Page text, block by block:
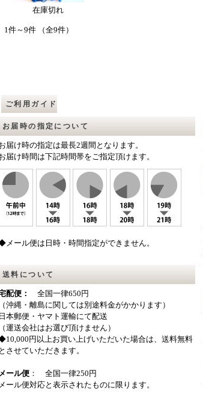
在庫切れ
1件～9件 （全9件）
ご利用ガイド
お届時の指定について
届け時の指定は最長2週間となります。
届け時間は下記時間帯をご指定頂けます。
メール便は日時・時間指定ができません。
送料について
配便：
全国一律650円
（沖縄・離島に関しては別途料金がかかります）
日本郵便・ヤマト運輸にて配送
（運送会社はお選び頂けません）
円以上お買い上げいただいた場合は、送料無料
とさせていただきます。
ール便 ： 全国一律250円
メール便対応と表示されたものに限ります。